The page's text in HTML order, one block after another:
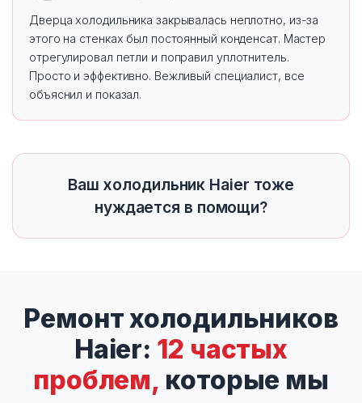
Дверца холодильника закрывалась неплотно, из-за
этого на стенках был постоянный конденсат. Мастер
отрегулировал петли и поправил уплотнитель.
Просто и эффективно. Вежливый специалист, все
объяснил и показал.
Ваш холодильник Haier тоже
нуждается в помощи?
Ремонт холодильников
Haier: 12 частых
проблем, которые мы